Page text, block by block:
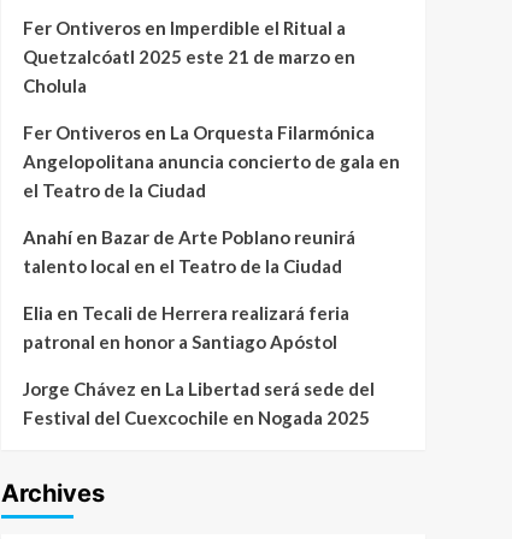
Fer Ontiverosen Imperdible el Ritual a
Quetzalcóatl 2025 este 21 de marzo en
Cholula
Fer Ontiverosen La Orquesta Filarmónica
Angelopolitana anuncia concierto de gala en
el Teatro de la Ciudad
Anahíen Bazar de Arte Poblano reunirá
talento local en el Teatro de la Ciudad
Elia en Tecali de Herrera realizará feria
patronal en honor a Santiago Apóstol
Jorge Chávez en La Libertad será sede del
Festival del Cuexcochile en Nogada 2025
Archives